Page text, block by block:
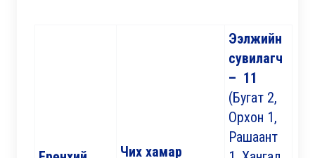
Чих хамар
Ээлжийн
сувилагч
– 11
(Бугат 2,
Орхон 1,
Рашаант